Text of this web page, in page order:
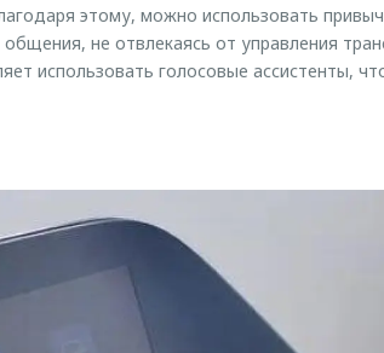
этому, можно использовать
не отвлекаясь от управления
использовать голосовые ассистенты,